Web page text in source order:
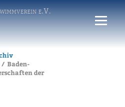
e.V.
Baden-
der